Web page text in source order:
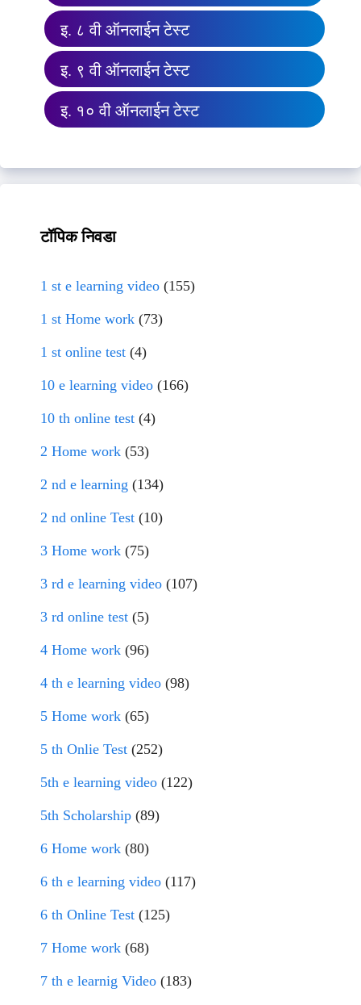
इ. ८ वी ऑनलाईन टेस्ट
इ. ९ वी ऑनलाईन टेस्ट
इ. १० वी ऑनलाईन टेस्ट
टॉपिक निवडा
1 st e learning video (155)
1 st Home work (73)
1 st online test (4)
10 e learning video (166)
10 th online test (4)
2 Home work (53)
2 nd e learning (134)
2 nd online Test (10)
3 Home work (75)
3 rd e learning video (107)
3 rd online test (5)
4 Home work (96)
4 th e learning video (98)
5 Home work (65)
5 th Onlie Test (252)
5th e learning video (122)
5th Scholarship (89)
6 Home work (80)
6 th e learning video (117)
6 th Online Test (125)
7 Home work (68)
7 th e learnig Video (183)